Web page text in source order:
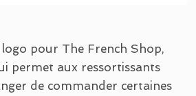
logo pour The French Shop,
permet aux ressortissants
de commander certaines